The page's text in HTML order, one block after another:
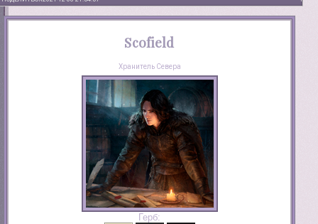
Scofield
Хранитель Севера
Герб: